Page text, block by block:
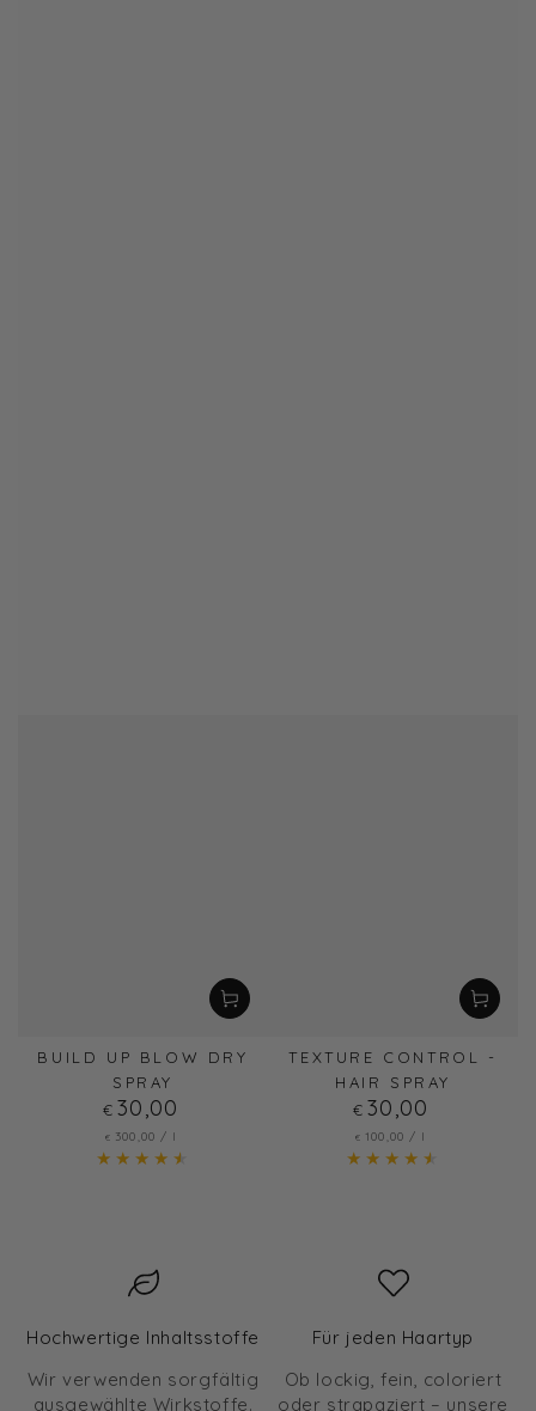
BUILD UP BLOW DRY
SPRAY
Regulärer
Preis
€ 30,00
Stückpreis
€ 300 ,00 / pro
l
TEXTURE CONTROL -
HAIR SPRAY
Regulärer
Preis
€ 30,00
Stückpreis
€ 100 ,00 / pro
l
Hochwertige Inhaltsstoffe
Wir verwenden sorgfältig
ausgewählte Wirkstoffe.
Für jeden Haartyp
Ob lockig, fein, coloriert
oder strapaziert – unsere